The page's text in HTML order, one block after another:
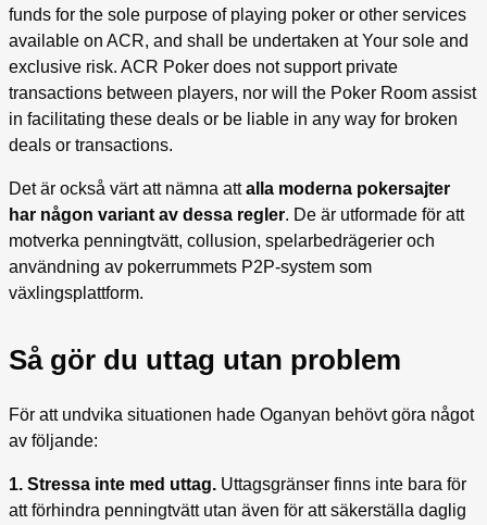
funds for the sole purpose of playing poker or other services
available on ACR, and shall be undertaken at Your sole and
exclusive risk. ACR Poker does not support private
transactions between players, nor will the Poker Room assist
in facilitating these deals or be liable in any way for broken
deals or transactions.
Det är också värt att nämna attalla moderna pokersajter
har någon variant av dessa regler. De är utformade för att
motverka penningtvätt, collusion, spelarbedrägerier och
användning av pokerrummets P2P-system som
växlingsplattform.
Så gör du uttag utan problem
För att undvika situationen hade Oganyan behövt göra något
av följande:
1. Stressa inte med uttag. Uttagsgränser finns inte bara för
att förhindra penningtvätt utan även för att säkerställa daglig